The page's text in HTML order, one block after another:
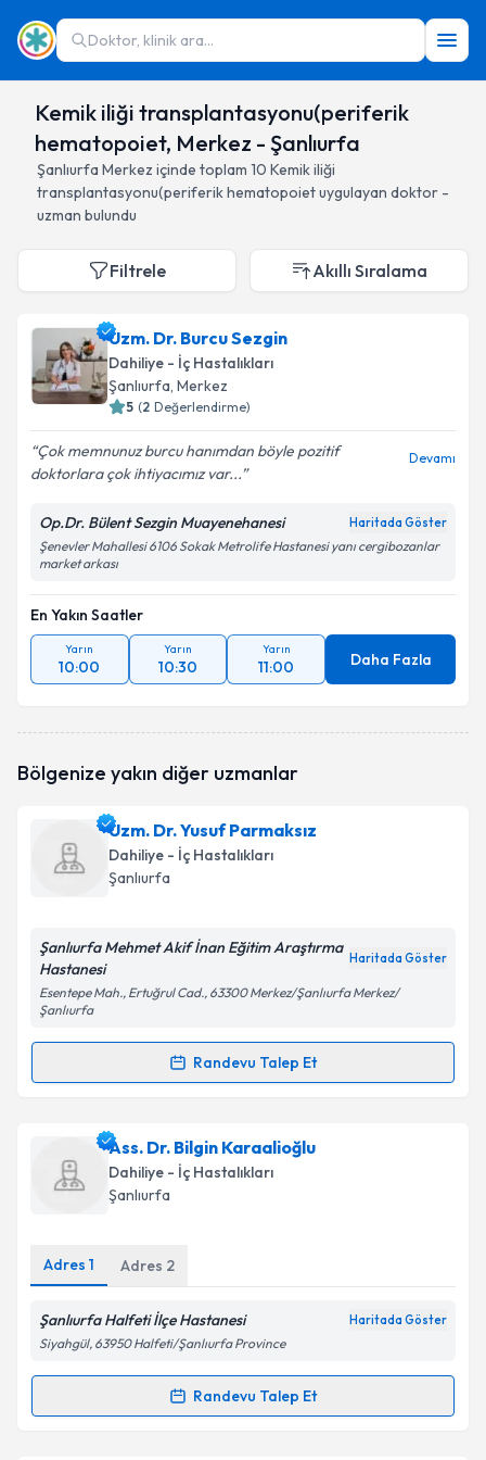
Doktor, klinik ara...
Kemik iliği transplantasyonu(periferik
hematopoiet, Merkez - Şanlıurfa
Şanlıurfa Merkez içinde toplam 10 Kemik iliği
transplantasyonu(periferik hematopoietuygulayan doktor -
uzman bulundu
Filtrele Akıllı Sıralama
Uzm. Dr. Burcu Sezgin
Dahiliye - İç Hastalıkları
Şanlıurfa, Merkez
5 (2 Değerlendirme)
Çok memnunuz burcu hanımdan böyle pozitif
doktorlara çok ihtiyacımız var...
Devamı
Op.Dr. Bülent Sezgin Muayenehanesi Haritada Göster
Şenevler Mahallesi 6106 Sokak Metrolife Hastanesi yanı cergibozanlar
market arkası
En Yakın Saatler
Yarın
10:00
Yarın
10:30
Yarın
11:00 Daha Fazla
Bölgenize yakın diğer uzmanlar
Uzm. Dr. Yusuf Parmaksız
Dahiliye - İç Hastalıkları
Şanlıurfa
Şanlıurfa Mehmet Akif İnan Eğitim Araştırma
Hastanesi
Haritada Göster
Esentepe Mah., Ertuğrul Cad., 63300 Merkez/Şanlıurfa Merkez/
Şanlıurfa
Randevu Talep Et
Randevu Takvimi Talebi
Uzm. Dr. Yusuf Parmaksıziçin randevu takvimi
talebi oluşturun. Size bu uzmandan randevu almanız
için bir takvim hazırlandığında e-posta ile
bilgilendireceğiz.
Metni'ni okudum ve kişisel verilerimin belirtilen
kapsamda işlenmesini kabul ediyorum.
Ass. Dr. Bilgin Karaalioğlu
Dahiliye - İç Hastalıkları
Şanlıurfa
Adres 1 Adres 2
Şanlıurfa Halfeti İlçe Hastanesi Haritada Göster
Siyahgül, 63950 Halfeti/Şanlıurfa Province
Randevu Talep Et
Randevu Takvimi Talebi